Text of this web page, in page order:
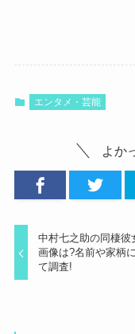
エンタメ・芸能
よか
中村七之助の同棲彼
画像は?名前や家柄
て調査!